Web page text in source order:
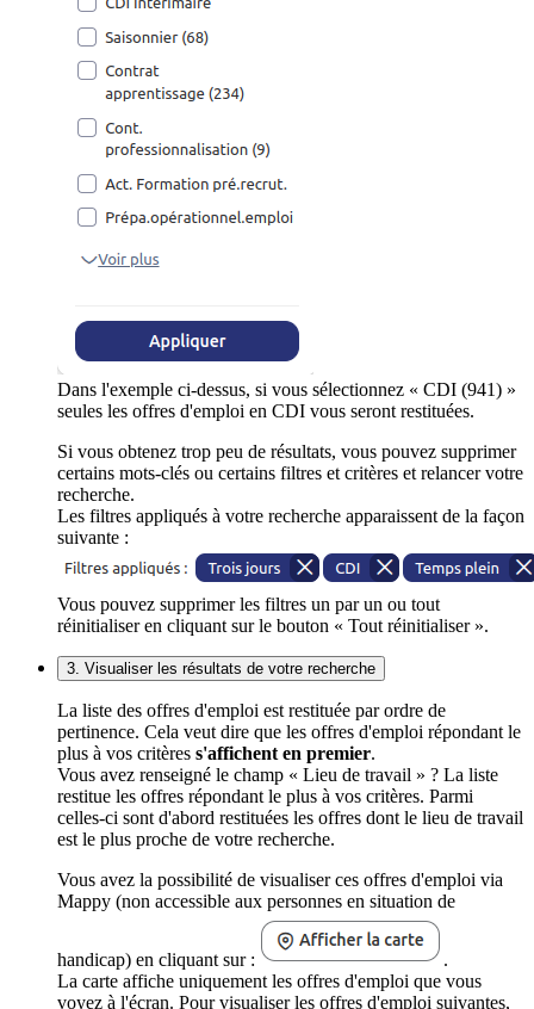
Dans l'exemple ci-dessus, si vous sélectionnez « CDI (941) »
seules les offres d'emploi en CDI vous seront restituées.
Si vous obtenez trop peu de résultats, vous pouvez supprimer
certains mots-clés ou certains filtres et critères et relancer votre
recherche.
Les filtres appliqués à votre recherche apparaissent de la façon
suivante :
Vous pouvez supprimer les filtres un par un ou tout
réinitialiser en cliquant sur le bouton « Tout réinitialiser ».
3. Visualiser les résultats de votre recherche
La liste des offres d'emploi est restituée par ordre de
pertinence. Cela veut dire que les offres d'emploi répondant le
plus à vos critères s'affichent en premier.
Vous avez renseigné le champ « Lieu de travail » ? La liste
restitue les offres répondant le plus à vos critères. Parmi
celles-ci sont d'abord restituées les offres dont le lieu de travail
est le plus proche de votre recherche.
Vous avez la possibilité de visualiser ces offres d'emploi via
Mappy (non accessible aux personnes en situation de
handicap) en cliquant sur :
.
La carte affiche uniquement les offres d'emploi que vous
voyez à l'écran. Pour visualiser les offres d'emploi suivantes,